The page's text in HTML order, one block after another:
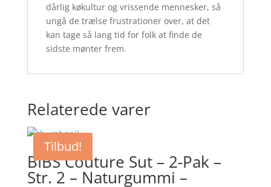
dårlig køkultur og vrissende mennesker, så
ungå de trælse frustrationer over, at det
kan tage så lang tid for folk at finde de
sidste mønter frem.
Relaterede varer
Tilbud!
BIBS Couture Sut – 2-Pak –
Str. 2 – Naturgummi –